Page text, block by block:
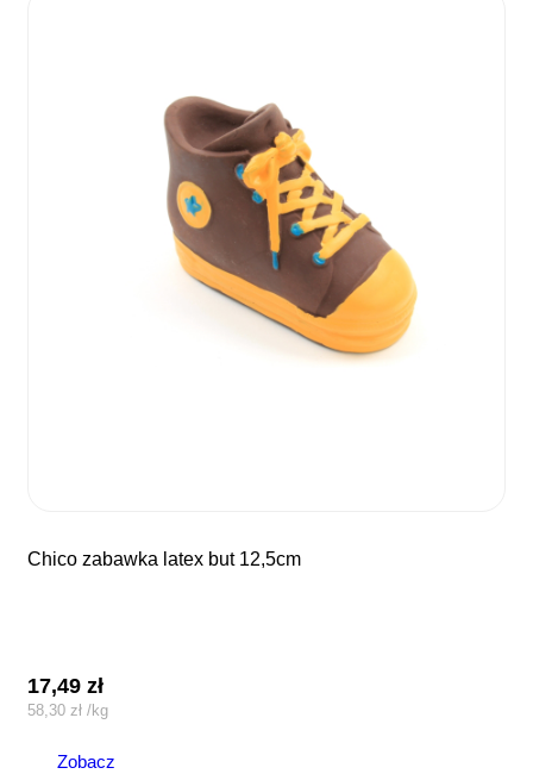
chico zabawka latex but 12,5cm
17,49zł
58,30zł /kg
Zobacz